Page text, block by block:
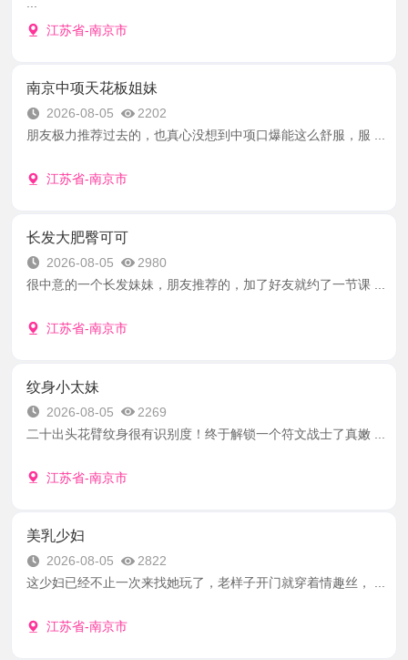
江苏省-南京市
南京中项天花板姐妹
2026-08-05
2202
朋友极力推荐过去的，也真心没想到中项口爆能这么舒服，服 ...
江苏省-南京市
长发大肥臀可可
2026-08-05
2980
很中意的一个长发妹妹，朋友推荐的，加了好友就约了一节课 ...
江苏省-南京市
纹身小太妹
2026-08-05
2269
二十出头花臂纹身很有识别度！终于解锁一个符文战士了真嫩 ...
江苏省-南京市
美乳少妇
2026-08-05
2822
这少妇已经不止一次来找她玩了，老样子开门就穿着情趣丝， ...
江苏省-南京市